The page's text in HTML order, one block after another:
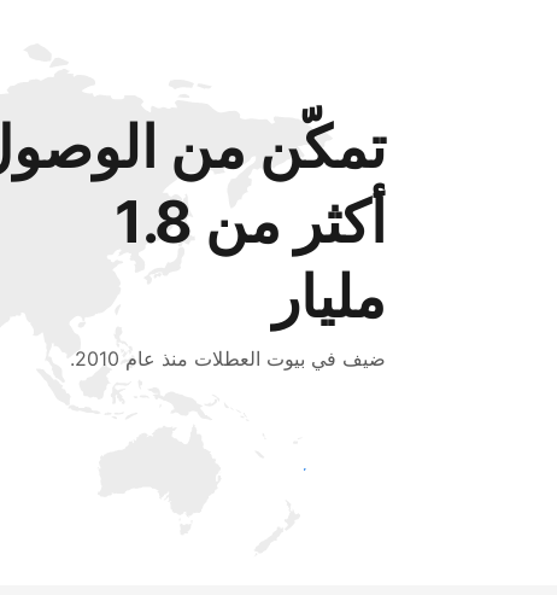
تمكّن من
أكثر من 1.8
مليار
ضيف في بيوت العطلات منذ عام 2010.
اجذب ضيوف جدد اليوم